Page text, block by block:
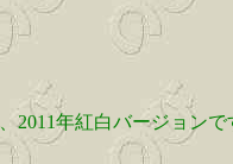
2011年紅白バージョンで